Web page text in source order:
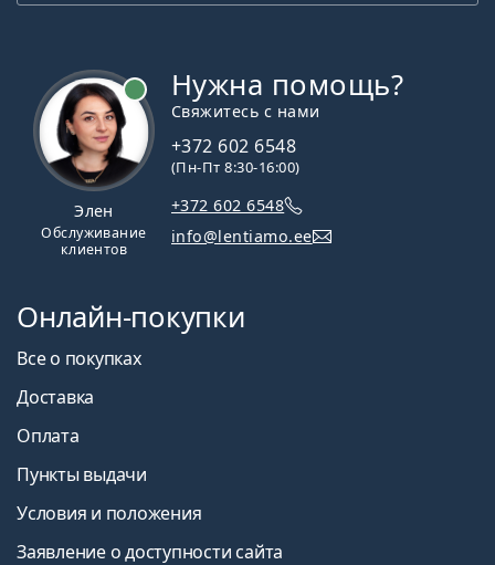
Элен
Обслуживание
клиентов
Нужна помощь?
Свяжитесь с нами
+372 602 6548
(Пн-Пт 8:30-16:00)
+372 602 6548
info@lentiamo.ee
Онлайн-покупки
Все о покупках
Доставка
Оплата
Пункты выдачи
Условия и положения
Заявление о доступности сайта